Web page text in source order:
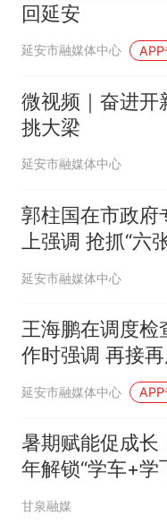
回延安
延安市融媒体中心
微视频｜奋进开
挑大梁
延安市融媒体中心
郭柱国在市政府
上强调 抢抓“六
政策机遇高标准
项目 努力为全市
展现代化建设夯
蓄动能
延安市融媒体中心
王海鹏在调度检
作时强调 再接再
劲厌战 全力以赴
延安市融媒体中心
暑期赋能促成长
年解锁“学车+学
甘泉融媒